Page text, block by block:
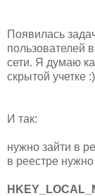
Появилась
пользователей
сети. Я думаю
скрытой учетке :)
И так:
нужно зайти в
в реестре